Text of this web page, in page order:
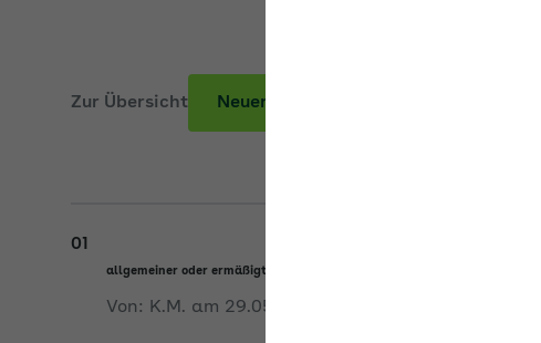
Zur Übersicht Neuer Beitrag
01
allgemeiner oder ermäßigter Beitragssatz für beschäftigte Rentner
Von: K.M. am 29.05.2026